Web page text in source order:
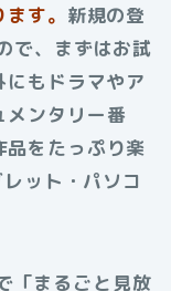
す。 新規の登
で、まずはお試
にもドラマやア
メンタリー番
をたっぷり楽
ット・パソコ
「まるごと見放